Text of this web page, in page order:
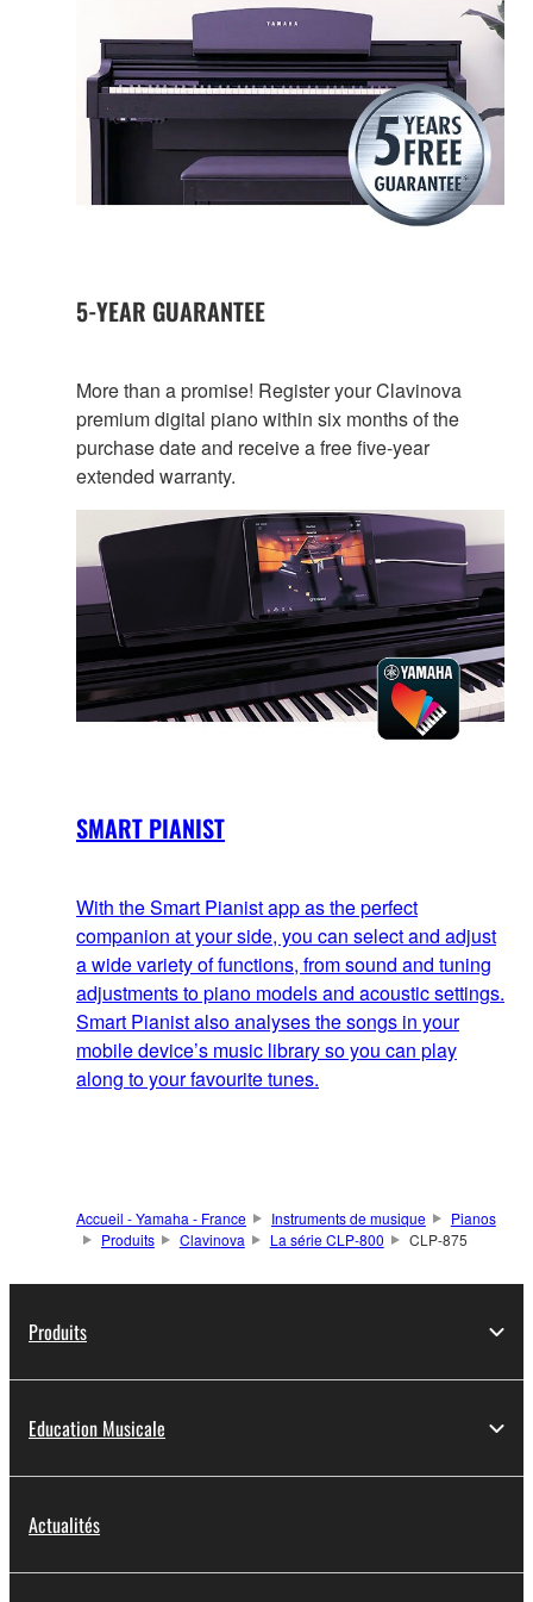
5-YEAR GUARANTEE
More than a promise! Register your Clavinova
premium digital piano within six months of the
purchase date and receive a free five-year
extended warranty.
SMART PIANIST
With the Smart Pianist app as the perfect
companion at your side, you can select and adjust
a wide variety of functions, from sound and tuning
adjustments to piano models and acoustic settings.
Smart Pianist also analyses the songs in your
mobile device’s music library so you can play
along to your favourite tunes.
Accueil - Yamaha - France Instruments de musique
Pianos
Produits
Clavinova La série CLP-800 CLP-875
Produits
Education Musicale
Actualités